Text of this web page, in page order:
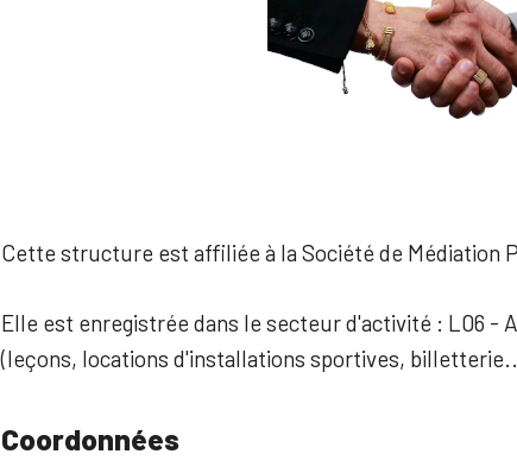
Cette structure est affiliée à la Société de Médiation
Elle est enregistrée dans le secteur d'activité : L06 -
(leçons, locations d'installations sportives,
Coordonnées